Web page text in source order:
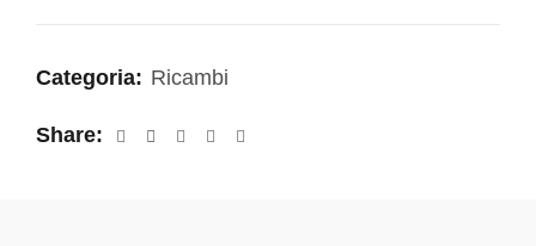
Categoria: Ricambi
Share